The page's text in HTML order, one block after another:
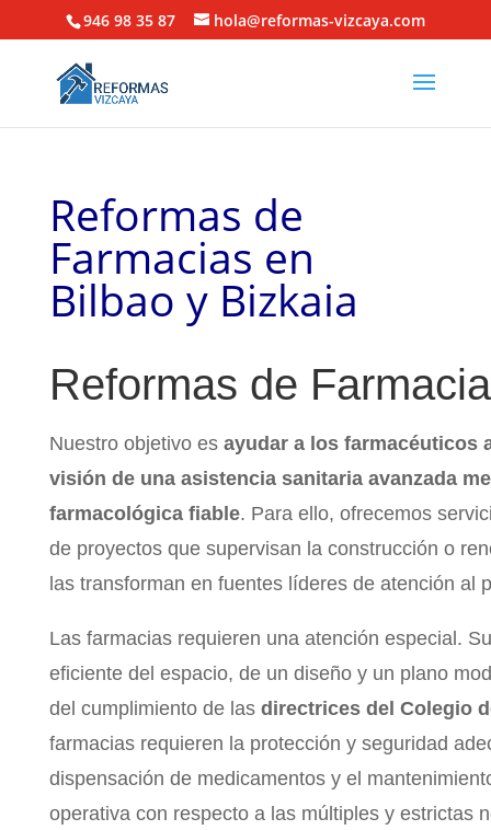
946 98 35 87 hola@reformas-vizcaya.com
Reformas de
Farmacias en
Bilbao y Bizkaia
Reformas de
Nuestro objetivo es ayudar a los farmacéuticos
visión de una asistencia sanitaria avanzada
farmacológica fiable. Para ello, ofrecemos
de proyectos que supervisan la construcción o
las transforman en fuentes líderes de atención al
Las farmacias requieren una atención especial.
eficiente del espacio, de un diseño y un plano
del cumplimiento de las directrices del Colegio
farmacias requieren la protección y seguridad
dispensación de medicamentos y el
operativa con respecto a las múltiples y estrictas